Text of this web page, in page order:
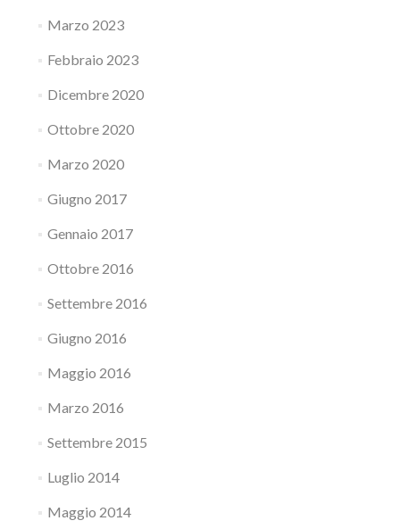
Marzo 2023
Febbraio 2023
Dicembre 2020
Ottobre 2020
Marzo 2020
Giugno 2017
Gennaio 2017
Ottobre 2016
Settembre 2016
Giugno 2016
Maggio 2016
Marzo 2016
Settembre 2015
Luglio 2014
Maggio 2014